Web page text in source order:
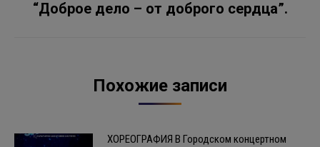
запись:
“Доброе дело – от доброго сердца”.
Похожие записи
ХОРЕОГРАФИЯ В Городском концертном